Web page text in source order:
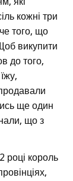
кожні три
того, що
викупити
до того,
ще один
що з
році король